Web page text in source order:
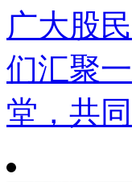
广大股民
们汇聚一
堂，共同